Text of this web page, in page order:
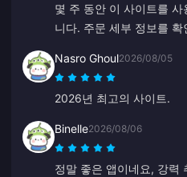
몇 주 동안 이 사이트를
니다. 주문 세부 정보를
하고 도움이 되었습니다.
Nasro Ghoul2026/08/05
2026년 최고의 사이트.
Binelle2026/08/06
정말 좋은 앱이네요, 강력